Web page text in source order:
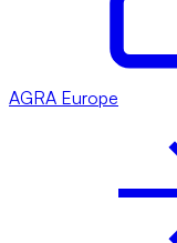
AGRA Europe